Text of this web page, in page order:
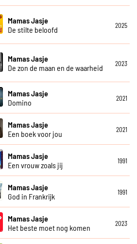
Mamas Jasje
De stilte beloofd
2025
Mamas Jasje
De zon de maan en de waarheid
2023
Mamas Jasje
Domino
2021
Mamas Jasje
Een boek voor jou
2021
Mamas Jasje
Een vrouw zoals jij
1991
Mamas Jasje
God in Frankrijk
1991
Mamas Jasje
Het beste moet nog komen
2023